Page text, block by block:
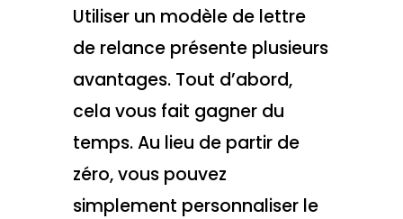
Utiliser un modèle de lettre
de relance présente plusieurs
avantages. Tout d’abord,
cela vous fait gagner du
temps. Au lieu de partir de
zéro, vous pouvez
simplement personnaliser le